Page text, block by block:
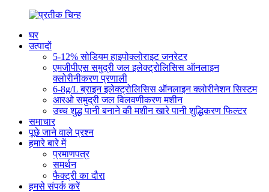
घर
उत्पादों
5-12% सोडियम हाइपोक्लोराइट जनरेटर
एमजीपीएस समुद्री जल इलेक्ट्रोलिसिस ऑनलाइन
क्लोरीनीकरण प्रणाली
6-8g/L ब्राइन इलेक्ट्रोलिसिस ऑनलाइन क्लोरीनेशन सिस्टम
आरओ समुद्री जल विलवणीकरण मशीन
उच्च शुद्ध पानी बनाने की मशीन खारे पानी शुद्धिकरण फिल्टर
समाचार
पूछे जाने वाले प्रश्न
हमारे बारे में
प्रमाणपत्र
समर्थन
फैक्ट्री का दौरा
हमसे संपर्क करें